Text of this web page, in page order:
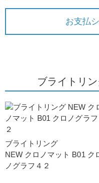
お支払
ブライトリ
ブライトリング
NEW クロノマット B01 ク
ノグラフ４２